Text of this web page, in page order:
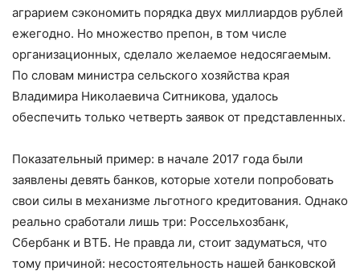
аграрием сэкономить порядка двух миллиардов рублей
ежегодно. Но множество препон, в том числе
организационных, сделало желаемое недосягаемым.
По словам министра сельского хозяйства края
Владимира Николаевича Ситникова, удалось
обеспечить только четверть заявок от представленных.
Показательный пример: в начале 2017 года были
заявлены девять банков, которые хотели попробовать
свои силы в механизме льготного кредитования. Однако
реально сработали лишь три: Россельхозбанк,
Сбербанк и ВТБ. Не правда ли, стоит задуматься, что
тому причиной: несостоятельность нашей банковской